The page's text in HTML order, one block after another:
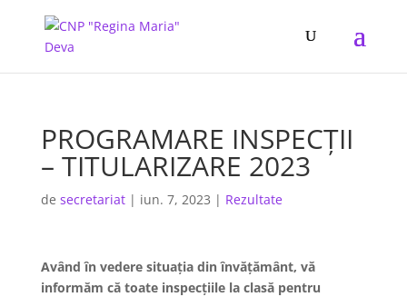
PROGRAMARE INSPECȚII
– TITULARIZARE 2023
de secretariat| iun. 7, 2023 | Rezultate
Având în vedere situația din învățământ, vă
informăm că toate inspecțiile la clasă pentru